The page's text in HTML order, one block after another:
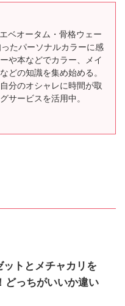
ベオータム・骨格ウェー
たパーソナルカラーに感
や本などでカラー、メイ
どの知識を集め始める。
分のオシャレに時間が取
サービスを活用中。
ットとメチャカリを
どっちがいいか違い